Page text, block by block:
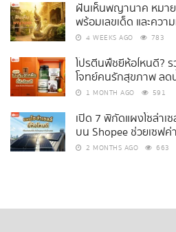
ฝันเห็นพญานาค หมาย
พร้อมเลขเด็ด และควา
4 WEEKS AGO 783
โปรตีนพืชยี่ห้อไหนดี?
โจทย์คนรักสุขภาพ ลด
1 MONTH AGO 591
เปิด 7 พิกัดแผงโซล่าเ
บน Shopee ช่วยเซฟค่
2 MONTHS AGO 663